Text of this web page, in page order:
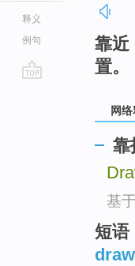
释义
例句
靠近
置。
网络
靠
基
短语